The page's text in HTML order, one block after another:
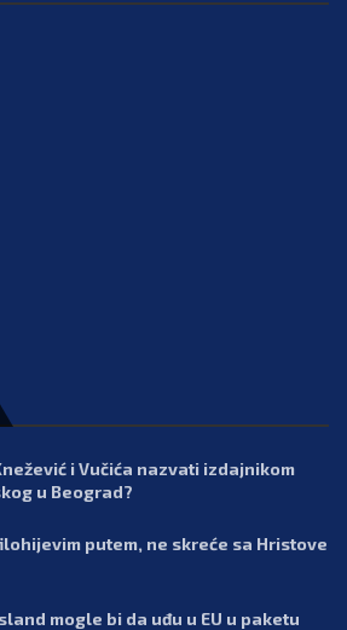
i Vučića nazvati izdajnikom
u Beograd?
putem, ne skreće sa Hristove
mogle bi da uđu u EU u paketu